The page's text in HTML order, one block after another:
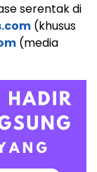
serentak di
(khusus
(media